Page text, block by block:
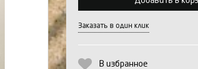
Продолжить
Заказать в один клик
В избранное